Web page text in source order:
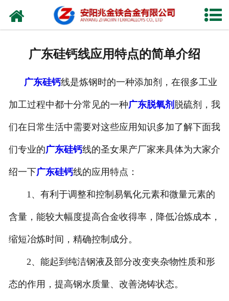
网站首页
视频中心
广东硅钙线应用特点的简单介绍
广东硅钙线是炼钢时的一种添加剂，在很多工业
加工过程中都十分常见的一种广东脱氧剂 脱硫剂，我
们在日常生活中需要对这些应用知识多加了解下面我
们专业的广东硅钙线的圣女果产厂家来具体为大家介
绍一下广东硅钙线的应用特点：
1、有利于调整和控制易氧化元素和微量元素的
含量，能较大幅度提高合金收得率，降低冶炼成本，
缩短冶炼时间，精确控制成分。
2、能起到纯洁钢液及部分改变夹杂物性质和形
态的作用，提高钢水质量、改善浇铸状态。